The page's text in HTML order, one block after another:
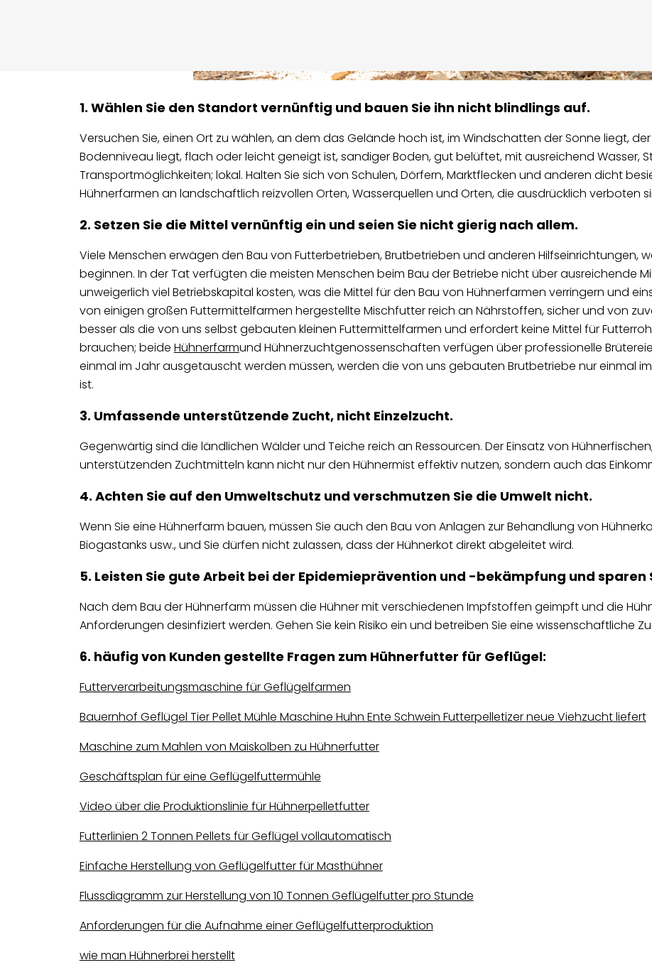
1. Wählen Sie den Standort vernünftig und bauen Sie ihn nicht blindlings auf.
Versuchen Sie, einen Ort zu wählen, an dem das Gelände hoch ist, im Windschatten der Sonne liegt,
Bodenniveau liegt, flach oder leicht geneigt ist, sandiger Boden, gut belüftet, mit ausreichend Wasser,
Transportmöglichkeiten; lokal. Halten Sie sich von Schulen, Dörfern, Marktflecken und anderen dicht
Hühnerfarmen an landschaftlich reizvollen Orten, Wasserquellen und Orten, die ausdrücklich verboten
2. Setzen Sie die Mittel vernünftig ein und seien Sie nicht gierig nach allem.
Viele Menschen erwägen den Bau von Futterbetrieben, Brutbetrieben und anderen Hilfseinrichtungen,
beginnen. In der Tat verfügten die meisten Menschen beim Bau der Betriebe nicht über ausreichende
unweigerlich viel Betriebskapital kosten, was die Mittel für den Bau von Hühnerfarmen verringern und
von einigen großen Futtermittelfarmen hergestellte Mischfutter reich an Nährstoffen, sicher und von
besser als die von uns selbst gebauten kleinen Futtermittelfarmen und erfordert keine Mittel für
brauchen; beide Hühnerfarmund Hühnerzuchtgenossenschaften verfügen über professionelle
einmal im Jahr ausgetauscht werden müssen, werden die von uns gebauten Brutbetriebe nur einmal
ist.
3. Umfassende unterstützende Zucht, nicht Einzelzucht.
Gegenwärtig sind die ländlichen Wälder und Teiche reich an Ressourcen. Der Einsatz von
unterstützenden Zuchtmitteln kann nicht nur den Hühnermist effektiv nutzen, sondern auch das
4. Achten Sie auf den Umweltschutz und verschmutzen Sie die Umwelt nicht.
Wenn Sie eine Hühnerfarm bauen, müssen Sie auch den Bau von Anlagen zur Behandlung von
Biogastanks usw., und Sie dürfen nicht zulassen, dass der Hühnerkot direkt abgeleitet wird.
5. Leisten Sie gute Arbeit bei der Epidemieprävention und -bekämpfung und sparen
Nach dem Bau der Hühnerfarm müssen die Hühner mit verschiedenen Impfstoffen geimpft und die
Anforderungen desinfiziert werden. Gehen Sie kein Risiko ein und betreiben Sie eine wissenschaftliche
6. häufig von Kunden gestellte Fragen zum Hühnerfutter für Geflügel:
Futterverarbeitungsmaschine für Geflügelfarmen
Bauernhof Geflügel Tier Pellet Mühle Maschine Huhn Ente Schwein Futterpelletizer neue Viehzucht liefert
Maschine zum Mahlen von Maiskolben zu Hühnerfutter
Geschäftsplan für eine Geflügelfuttermühle
Video über die Produktionslinie für Hühnerpelletfutter
Futterlinien 2 Tonnen Pellets für Geflügel vollautomatisch
Einfache Herstellung von Geflügelfutter für Masthühner
Flussdiagramm zur Herstellung von 10 Tonnen Geflügelfutter pro Stunde
Anforderungen für die Aufnahme einer Geflügelfutterproduktion
wie man Hühnerbrei herstellt